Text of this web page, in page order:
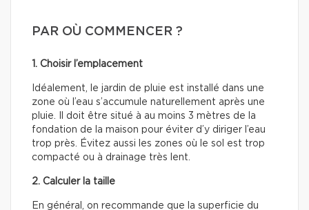
PAR OÙ COMMENCER ?
1. Choisir l’emplacement
Idéalement, le jardin de pluie est installé dans une
zone où l’eau s’accumule naturellement après une
pluie. Il doit être situé à au moins 3 mètres de la
fondation de la maison pour éviter d’y diriger l’eau
trop près. Évitez aussi les zones où le sol est trop
compacté ou à drainage très lent.
2. Calculer la taille
En général, on recommande que la superficie du